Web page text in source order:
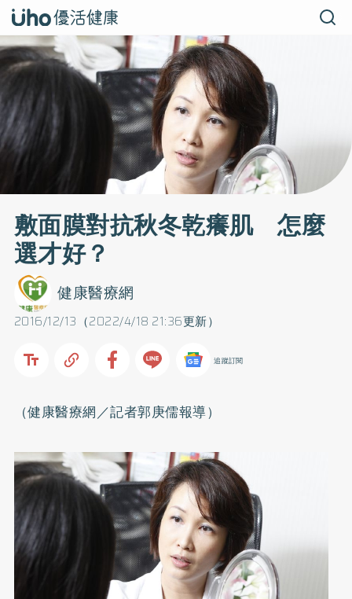
敷面膜對抗秋冬乾癢肌 怎麼
選才好？
2016/12/13（2022/4/18 21:36更新）
健康醫療網
追蹤訂閱
（健康醫療網／記者郭庚儒報導）